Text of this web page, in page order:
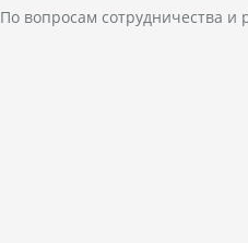
По вопросам сотрудничества